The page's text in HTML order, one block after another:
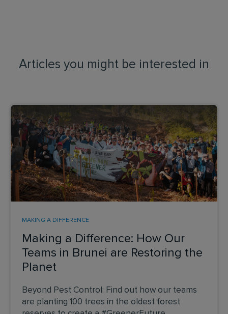
Articles you might be interested in
Making a Difference: How Our
Teams in Brunei are Restoring the
Planet
MAKING A DIFFERENCE
Beyond Pest Control: Find out how our teams
are planting 100 trees in the oldest forest